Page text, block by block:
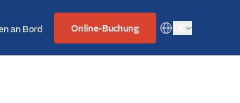
an Bord Online-Buchung